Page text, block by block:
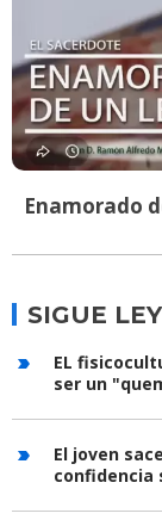
Enamorado
SIGUE
EL
ser un
El joven
confidencia